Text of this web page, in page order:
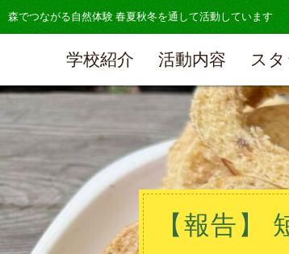
森でつながる自然体験 春夏秋冬を通して活動しています
学校紹介 活動内容 ス
【報告】